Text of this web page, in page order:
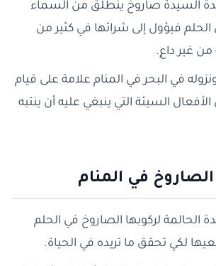
السيدة صاروخ ينطلق من السماء
فيؤول إلى شرائها في كثير من
من غير داعٍ.
في البحر في المنام علامة على قيام
الأفعال السيئة التي ينبغي عليه أن ينتبه
في المنام
الحالمة لركوبها الصاروخ في الحلم
لكي تحقق ما تريده في الحياة.